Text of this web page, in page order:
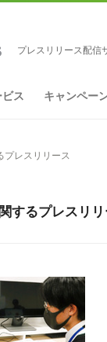
プレスリリース配信
ス キャンペー
プレスリリース
するプレスリリ